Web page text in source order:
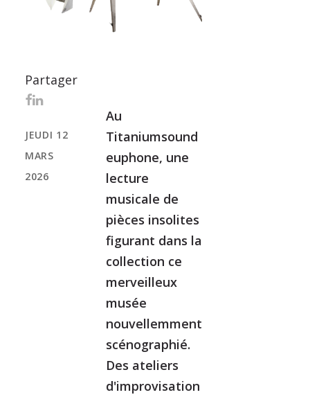
Au
Titaniumsound
euphone, une
lecture
musicale de
pièces insolites
figurant dans la
collection ce
merveilleux
musée
nouvellemment
scénographié.
Des ateliers
d'improvisation
Partager
JEUDI 12
MARS
2026